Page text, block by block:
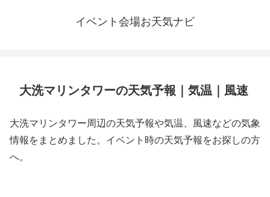
イベント会場お天気ナビ
大洗マリンタワーの天気予報｜気温｜風速
大洗マリンタワー周辺の天気予報や気温、風速などの気象
情報をまとめました。イベント時の天気予報をお探しの方
へ。